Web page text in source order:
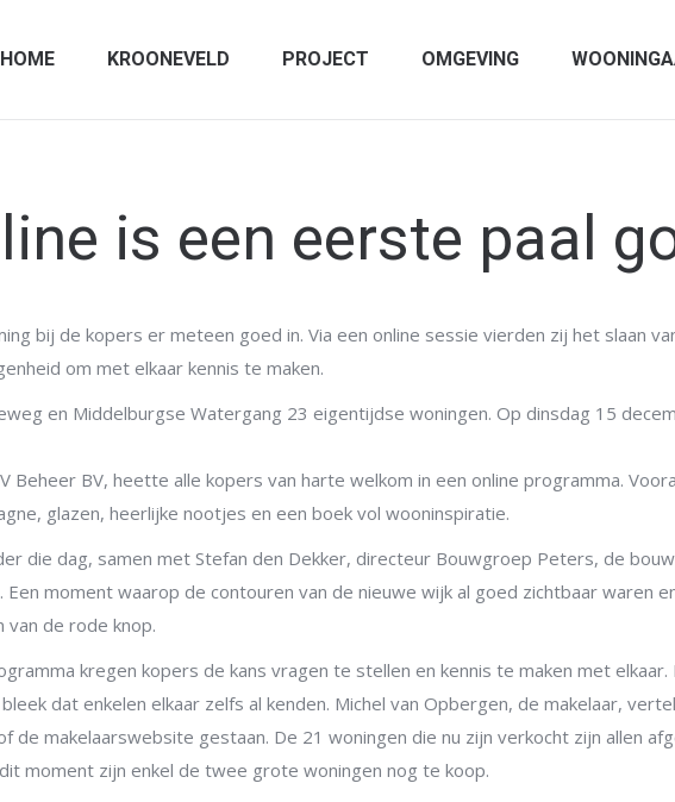
HOME KROONEVELD PROJECT OMGEVING
is een eerste paal
bij de kopers er meteen goed in. Via een online sessie vierden zij het slaan
om met elkaar kennis te maken.
en Middelburgse Watergang 23 eigentijdse woningen. Op dinsdag 15
Beheer BV, heette alle kopers van harte welkom in een online programma.
glazen, heerlijke nootjes en een boek vol wooninspiratie.
die dag, samen met Stefan den Dekker, directeur Bouwgroep Peters, de
moment waarop de contouren van de nieuwe wijk al goed zichtbaar waren
de rode knop.
kregen kopers de kans vragen te stellen en kennis te maken met
dat enkelen elkaar zelfs al kenden. Michel van Opbergen, de makelaar,
de makelaarswebsite gestaan. De 21 woningen die nu zijn verkocht zijn allen
moment zijn enkel de twee grote woningen nog te koop.